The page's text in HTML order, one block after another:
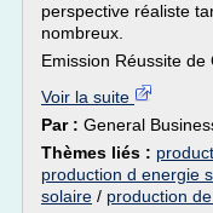
perspective réaliste
nombreux.
Emission Réussite de
Voir la suite
Par : General
Thèmes liés :
production d energie
solaire / production